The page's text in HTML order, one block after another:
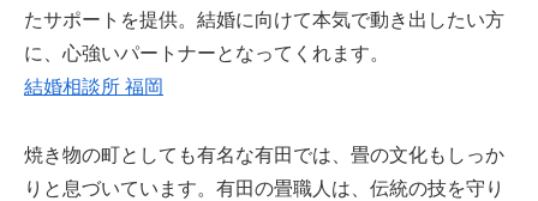
たサポートを提供。結婚に向けて本気で動き出したい方
に、心強いパートナーとなってくれます。
結婚相談所 福岡
焼き物の町としても有名な有田では、畳の文化もしっか
りと息づいています。有田の畳職人は、伝統の技を守り